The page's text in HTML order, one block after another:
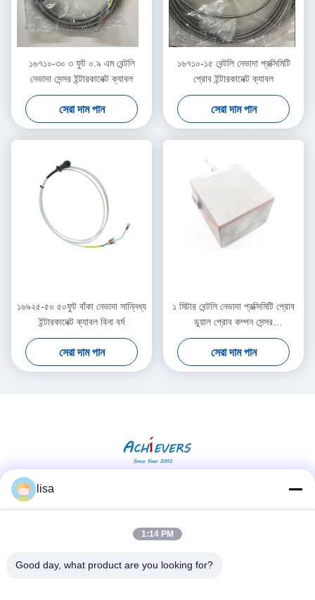
১৬৭১০-৩০ ৩ ফুট ০.৯ এম বেন্টলি
নেভাদা সেন্সর ইন্টারকানেক্ট ক্যাবল
সেরা দাম পান
১৬৭১০-১৫ বেন্টলি নেভাদা প্রক্সিমিটি
প্রোব ইন্টারকানেক্ট ক্যাবল
সেরা দাম পান
১৬৯২৫-৫০ ৫০ফুট বাঁকা নেভাদা সান্নিধ্য
ইন্টারকানেক্ট ক্যাবল বিনা বর্ম
সেরা দাম পান
১ মিটার বেন্টলি নেভাদা প্রক্সিমিটি প্রোব
ডুয়াল প্রোব কম্পন সেন্সর
২৬৫৩০-১২-১০-০০-০০০-৩০৯-০০-০৩-০১
সেরা দাম পান
সোশ্যাল মিডিয়া
দ্রুত যোগাযোগ
lisa
1:14 PM
Good day, what product are you looking for?